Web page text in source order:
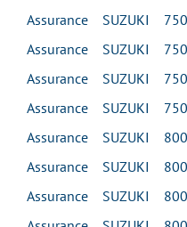
Assurance SUZUKI
Assurance SUZUKI
Assurance SUZUKI 750
Assurance SUZUKI
Assurance SUZUKI
Assurance SUZUKI
Assurance SUZUKI 800